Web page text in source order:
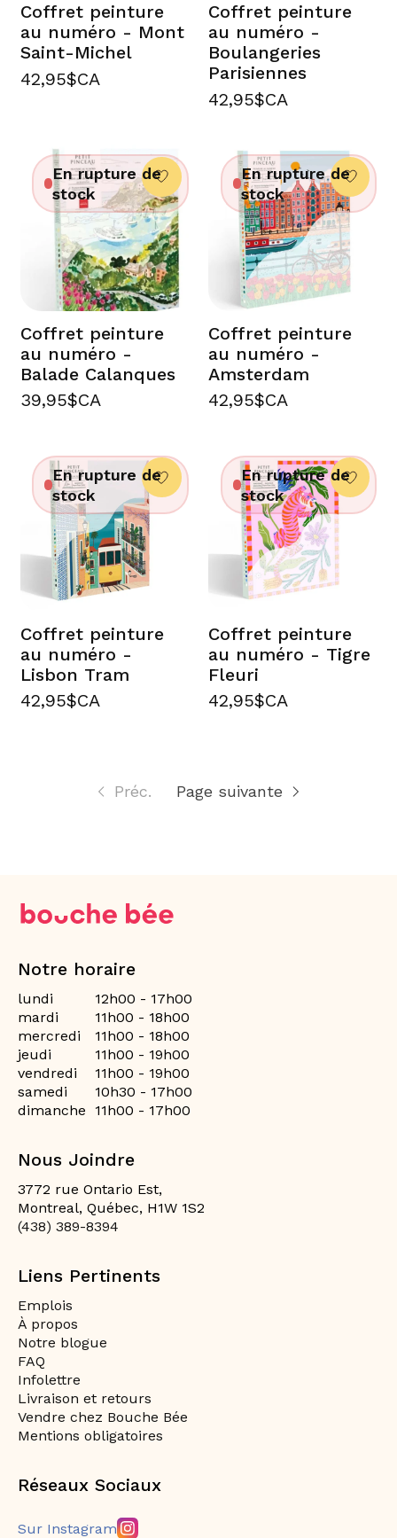
Coffret peinture
au numéro - Mont
Saint-Michel
42,95$CA
Coffret peinture
au numéro -
Boulangeries
Parisiennes
42,95$CA
En rupture de
stock
Coffret peinture
au numéro -
Balade Calanques
39,95$CA
En rupture de
stock
Coffret peinture
au numéro -
Amsterdam
42,95$CA
En rupture de
stock
Coffret peinture
au numéro -
Lisbon Tram
42,95$CA
En rupture de
stock
Coffret peinture
au numéro - Tigre
Fleuri
42,95$CA
Préc. Page suivante
Notre horaire
lundi
12h00 - 17h00
mardi
11h00 - 18h00
mercredi
11h00 - 18h00
jeudi
11h00 - 19h00
vendredi
11h00 - 19h00
samedi
10h30 - 17h00
dimanche
11h00 - 17h00
Nous Joindre
3772 rue Ontario Est,
Montreal, Québec, H1W 1S2
(438) 389-8394
Liens Pertinents
Emplois
À propos
Notre blogue
FAQ
Infolettre
Livraison et retours
Vendre chez Bouche Bée
Mentions obligatoires
Réseaux Sociaux
Sur Instagram